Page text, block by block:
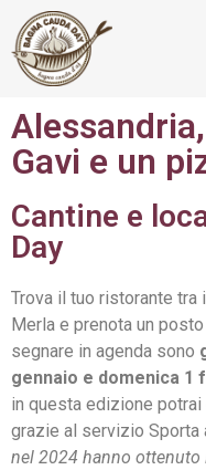
Gavi e un
Cantine e
Day
Trova il tuo ristorante tra
Merla e prenota un
segnare in agenda sono
gennaio e domenica 1
in questa edizione potrai
grazie al servizio Sporta
nel 2024 hanno